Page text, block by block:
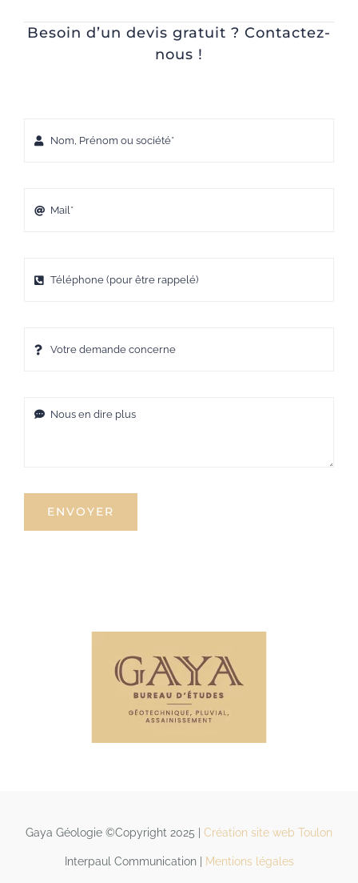
Besoin d’un devis gratuit ? Contactez-
nous !
ENVOYER
Gaya Géologie ©Copyright 2025 | Création site web Toulon
Interpaul Communication | Mentions légales